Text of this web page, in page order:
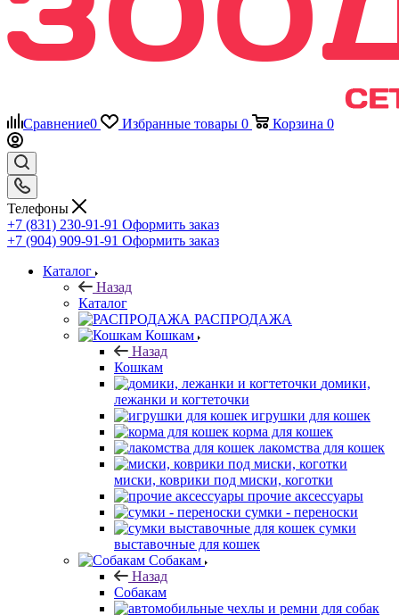
Сравнение0 Избранные товары 0 Корзина 0
Телефоны
+7 (831) 230-91-91 Оформить заказ
+7 (904) 909-91-91 Оформить заказ
Каталог
Назад
Каталог
РАСПРОДАЖА
Кошкам
Назад
Кошкам
домики,
лежанки и когтеточки
игрушки для кошек
корма для кошек
лакомства для кошек
миски, коврики под миски, коготки
прочие аксессуары
сумки - переноски
сумки
выставочные для кошек
Собакам
Назад
Собакам